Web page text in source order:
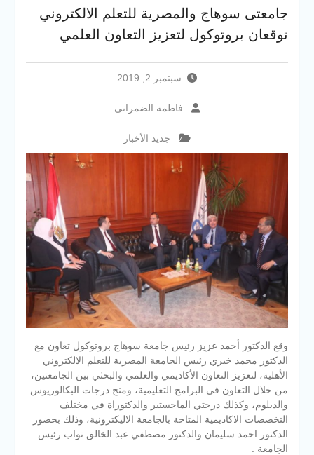
والخدمية بجامعة سوهاج
الجديدة
جامعة سوهاج تفتح أبوابها
الإلكتروني للقبول بالجامعات
2026
جامعتى سوهاج والمصرية للتعلم الالكتروني
توقعان بروتوكول لتعزيز التعاون العلمي
سبتمبر 2, 2019
فاطمة الضمرانى
جديد الأخبار
وقع الدكتور أحمد عزيز رئيس جامعة سوهاج بروتوكول تعاون مع
الدكتور محمد خيري رئيس الجامعة المصرية للتعلم الالكتروني
الأهلية، لتعزيز التعاون الأكاديمي والعلمي والبحثي بين الجامعتين،
من خلال التعاون في البرامج التعليمية، ومنح درجات البكالوريوس
والدبلوم، وكذلك درجتي الماجستير والدكتوراة في مختلف
التخصصات الاكاديمية المتاحة بالجامعة الاليكترونية، وذلك بحضور
الدكتور احمد سليمان والدكتور مصطفي عبد الخالق نواب رئيس
الجامعة .